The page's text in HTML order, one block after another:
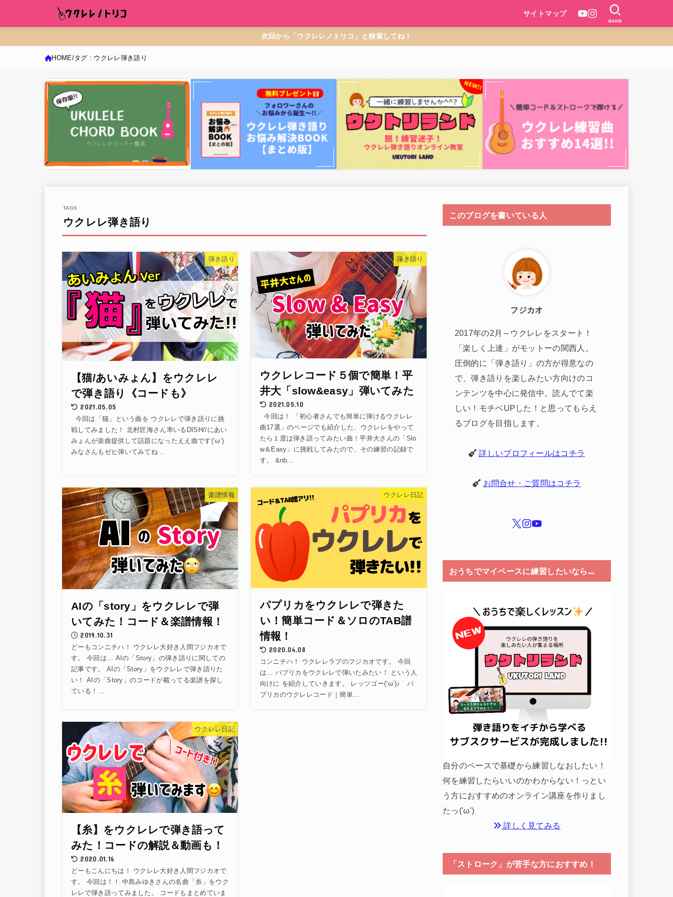
サイトマップ
SEARCH
次回から「ウクレレノトリコ」と検索してね！
HOME タグ : ウクレレ弾き語り
ウクレレ弾き語り
弾き語り
【猫/あいみょん】をウクレレ
で弾き語り《コードも》
2021.05.05
今回は「猫」という曲を ウクレレで弾き語りに挑
戦してみました！ 北村匠海さん率いるDISH//にあい
みょんが楽曲提供して話題になったええ曲です(‘ω’)
みなさんもゼヒ弾いてみてね ...
弾き語り
ウクレレコード５個で簡単！平
井大「slow&easy」弾いてみた
2021.05.10
今回は！ 「初心者さんでも簡単に弾けるウクレレ
曲17選」のページでも紹介した、ウクレレをやって
たら１度は弾き語ってみたい曲！平井大さんの「Slo
w＆Easy」に挑戦してみたので、その練習の記録で
す。 &nb...
楽譜情報
AIの「story」をウクレレで弾
いてみた！コード＆楽譜情報！
2019.10.31
どーもコンニチハ！ ウクレレ大好き人間フジカオで
す。 今回は… AIの「Story」の弾き語りに関しての
記事です。 AIの「Story」をウクレレで弾き語りた
い！ AIの「Story」のコードが載ってる楽譜を探し
ている！...
ウクレレ日記
パプリカをウクレレで弾きた
い！簡単コード＆ソロのTAB譜
情報！
2020.04.08
コンニチハ！ ウクレレラブのフジカオです。 今回
は… パプリカをウクレレで弾いたみたい！ という人
向けに を紹介していきます。 レッツゴー(‘ω’)♪ パ
プリカのウクレレコード｜簡単...
ウクレレ日記
【糸】をウクレレで弾き語って
みた！コードの解説＆動画も！
2020.01.16
どーもこんにちは！ ウクレレ大好き人間フジカオで
す。 今回は！！ 中島みゆきさんの名曲「糸」をウク
レレで弾き語ってみました。 コードもまとめていま
このブログを書いている人
フジカオ
2017年の2月～ウクレレをスタート！
「楽しく上達」がモットーの関西人。
圧倒的に「弾き語り」の方が得意なの
で、弾き語りを楽しみたい方向けのコ
ンテンツを中心に発信中。読んでて楽
しい！モチベUPした！と思ってもらえ
るブログを目指します。
詳しいプロフィールはコチラ
お問合せ・ご質問はコチラ
おうちでマイペースに練習したいなら…
自分のペースで基礎から練習しなおしたい！
何を練習したらいいのかわからない！っとい
う方におすすめのオンライン講座を作りまし
たっ('ω')
詳しく見てみる
「ストローク」が苦手な方におすすめ！